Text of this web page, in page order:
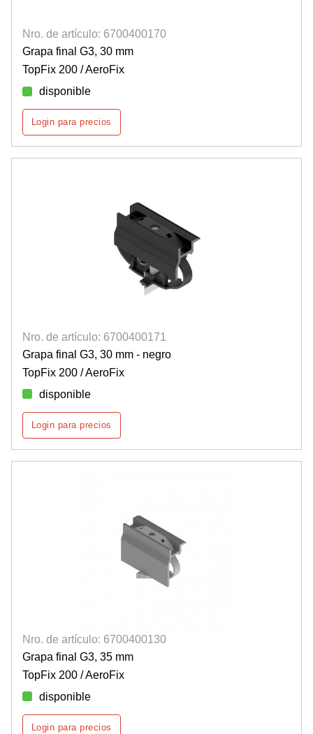
Nro. de artículo: 6700400170
Grapa final G3, 30 mm
TopFix 200 / AeroFix
disponible
Login para precios
Nro. de artículo: 6700400171
Grapa final G3, 30 mm - negro
TopFix 200 / AeroFix
disponible
Login para precios
Nro. de artículo: 6700400130
Grapa final G3, 35 mm
TopFix 200 / AeroFix
disponible
Login para precios